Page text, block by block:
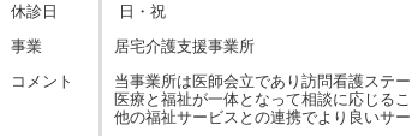
休診日 日・祝
事業 居宅介護支援事業所
コメント
当事業所は医師会立であり訪問看護ステ
医療と福祉が一体となって相談に応じる
他の福祉サービスとの連携でより良いサ